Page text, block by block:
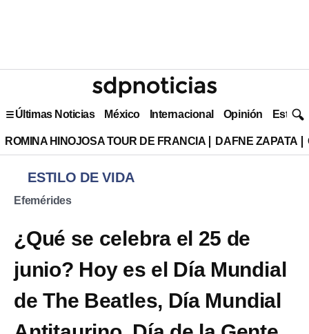
Últimas Noticias México Internacional Opinión Estilo
ROMINA HINOJOSA TOUR DE FRANCIA DAFNE ZAPATA
ESTILO DE VIDA
Efemérides
¿Qué se celebra el 25 de
junio? Hoy es el Día Mundial
de The Beatles, Día Mundial